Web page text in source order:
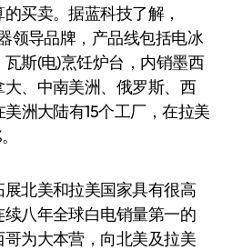
买卖。据蓝科技了解，
领导品牌，产品线包括电冰
斯(电)烹饪炉台，内销墨西
、中南美洲、俄罗斯、西
洲大陆有15个工厂，在拉美
北美和拉美国家具有很高
八年全球白电销量第一的
为大本营，向北美及拉美